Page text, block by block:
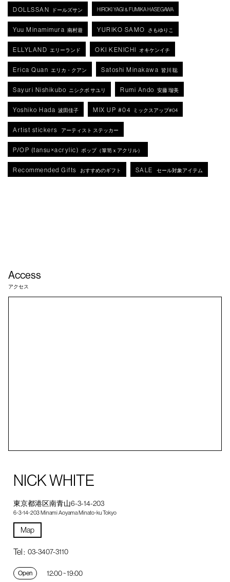
DOLLSSAN ドールズサン HIROKI YAGI & FUMIKA HASEGAWA
Yuu Minamimura 南村遊 YURIKO SAMO さもゆりこ
ELLYLAND エリーランド OKI KENICHI オキケンイチ
Erica Quan エリカ・クアン Satoshi Minakawa 皆川 聡
Sayuri Nishikubo ニシクボ サユリ Rumi Ando 安藤 瑠美
Yoshiko Hada 波田佳子 MIX UP #04 ミックスアップ#04
Artist stickers アーティスト ステッカー
P/OP (tansu×acrylic) ポップ（箪笥ｘアクリル）
Recommended Gifts おすすめのギフト SALE セール対象アイテム
Access
アクセス
NICK WHITE
東京都港区南青山6-3-14-203
6-3-14-203 Minami Aoyama Minato-ku Tokyo
Map
Tel : 03-3407-3110
Open 12:00 ~ 19:00